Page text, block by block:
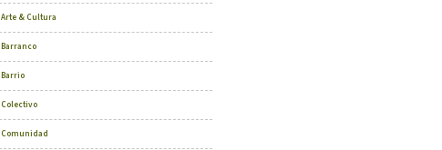
Arte & Cultura
Barranco
Barrio
Colectivo
Comunidad